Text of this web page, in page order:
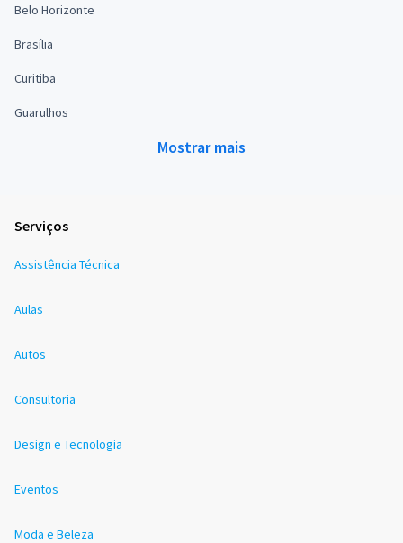
Belo Horizonte
Brasília
Curitiba
Guarulhos
Mostrar mais
Serviços
Assistência Técnica
Aulas
Autos
Consultoria
Design e Tecnologia
Eventos
Moda e Beleza